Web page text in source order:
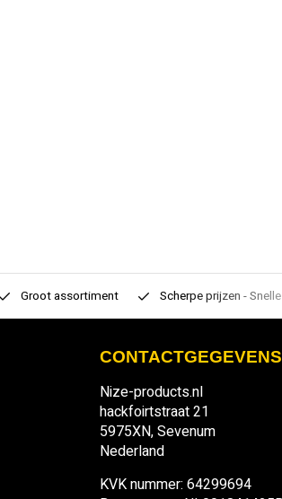
Groot assortiment Scherpe prijzen - Snelle
CONTACTGEGEVENS
Nize-products.nl
hackfoirtstraat 21
5975XN, Sevenum
Nederland
KVK nummer: 64299694